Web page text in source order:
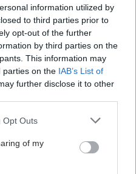
information utilized by
to third parties prior to
opt-out of the further
by third parties on the
This information may
parties on the IAB’s List of
further disclose it to other
uses one or more Google
behaviour. You may click to
and its third-party tags to
purposes in below Google
Opt Outs
of my
για την υπνική
πίεση αεραγωγών
Pressure-CPAP. Αυτή
μηχάνημα το
μάσκας πάνω στη
κάθε νύχτα. Άλλες
που φοριέται